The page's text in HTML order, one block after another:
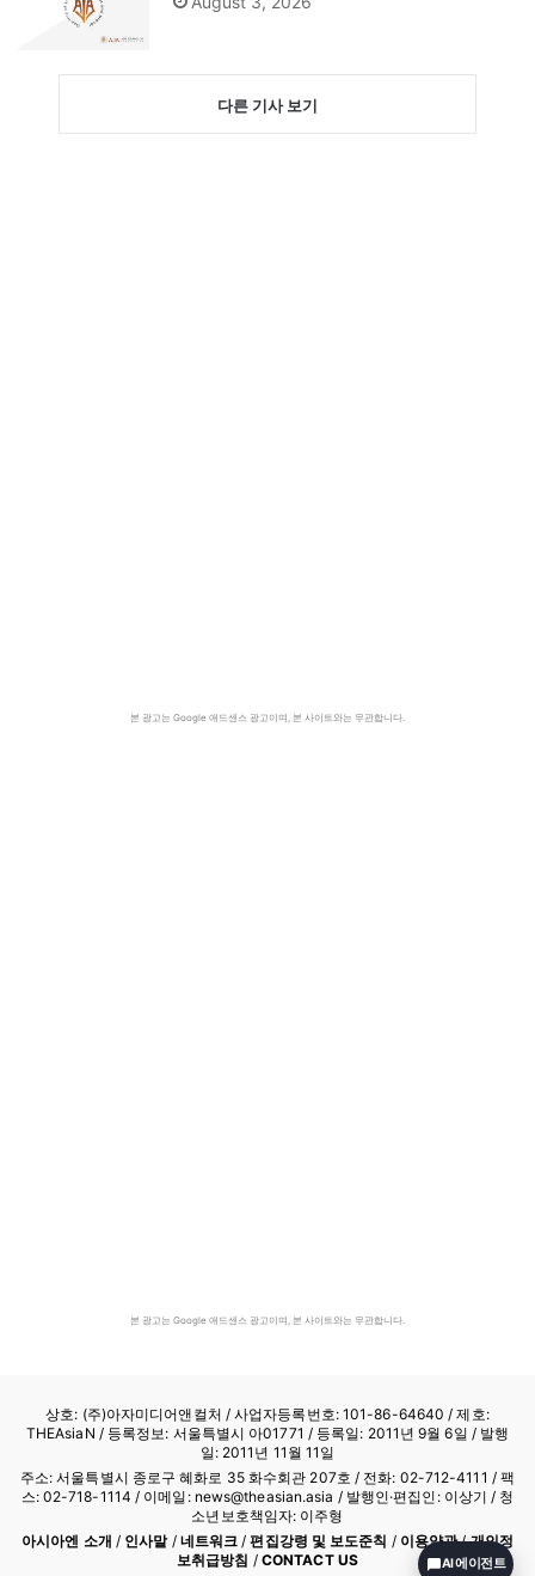
다른 기사 보기
본 광고는 Google 애드센스 광고이며, 본 사이트와는 무관합니다.
본 광고는 Google 애드센스 광고이며, 본 사이트와는 무관합니다.
상호: (주)아자미디어앤컬처 /사업자등록번호: 101-86-64640 / 제호:
THEAsiaN / 등록정보: 서울특별시 아01771 / 등록일: 2011년 9월 6일 / 발행
일: 2011년 11월 11일
주소: 서울특별시 종로구 혜화로 35 화수회관 207호 / 전화: 02-712-4111 / 팩
스: 02-718-1114 / 이메일: news@theasian.asia / 발행인·편집인: 이상기 / 청
소년보호책임자: 이주형
아시아엔 소개 / 인사말/ 네트워크 /편집강령 및 보도준칙 / 이용약관/개인정
보취급방침 / CONTACT US AI 에이전트